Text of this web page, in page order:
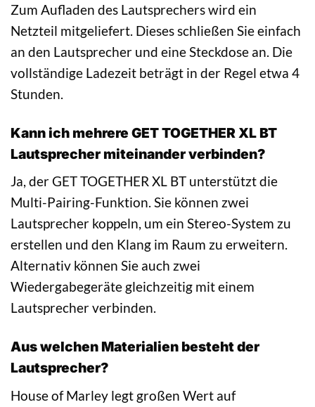
Zum Aufladen des Lautsprechers wird ein
Netzteil mitgeliefert. Dieses schließen Sie einfach
an den Lautsprecher und eine Steckdose an. Die
vollständige Ladezeit beträgt in der Regel etwa 4
Stunden.
Kann ich mehrere GET TOGETHER XL BT
Lautsprecher miteinander verbinden?
Ja, der GET TOGETHER XL BT unterstützt die
Multi-Pairing-Funktion. Sie können zwei
Lautsprecher koppeln, um ein Stereo-System zu
erstellen und den Klang im Raum zu erweitern.
Alternativ können Sie auch zwei
Wiedergabegeräte gleichzeitig mit einem
Lautsprecher verbinden.
Aus welchen Materialien besteht der
Lautsprecher?
House of Marley legt großen Wert auf